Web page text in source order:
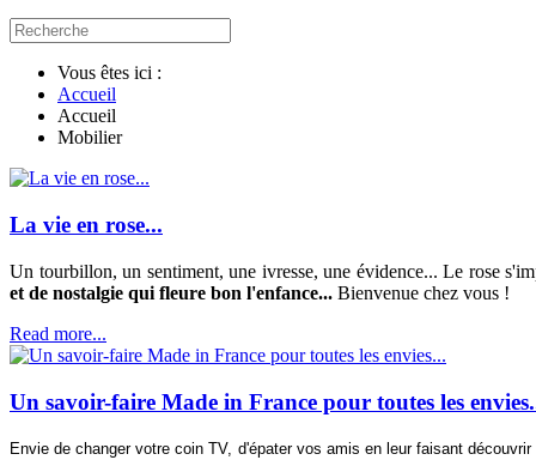
Vous êtes ici :
Accueil
Accueil
Mobilier
La vie en rose...
Un tourbillon, un sentiment, une ivresse, une évidence... Le rose
et de nostalgie qui fleure bon l'enfance... Bienvenue chez vous !
Read more...
Un savoir-faire Made in France pour toutes les
Envie de changer votre coin TV, d'épater vos amis en leur faisant